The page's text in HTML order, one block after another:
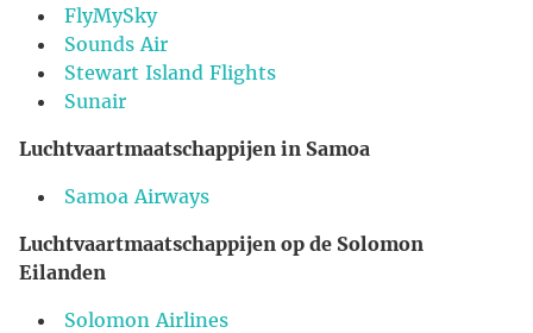
FlyMySky
Sounds Air
Stewart Island Flights
Sunair
Luchtvaartmaatschappijen in Samoa
Samoa Airways
Luchtvaartmaatschappijen op de Solomon
Eilanden
Solomon Airlines